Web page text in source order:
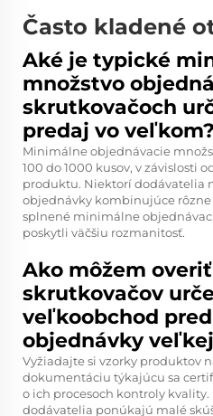
Často kladené
Aké je typické
množstvo
skrutkovačoch
predaj vo veľkom?
Minimálne objednávacie
100 do 1000 kusov, v závislosti
produktu. Niektorí dodávatelia
objednávky kombinujúce rôzne
splnené minimálne
poskytli väčšiu rozmanitosť.
Ako môžem
skrutkovačov
veľkoobchod
objednávky
Vyžiadajte si vzorky produktov
dokumentáciu týkajúcu sa
o ich procesoch kontroly
dodávatelia ponúkajú malé